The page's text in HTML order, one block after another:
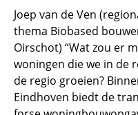
Joep van de Ven
thema Biobased
Oirschot) “Wat zou er
woningen die we in de
de regio groeien?
Eindhoven biedt de